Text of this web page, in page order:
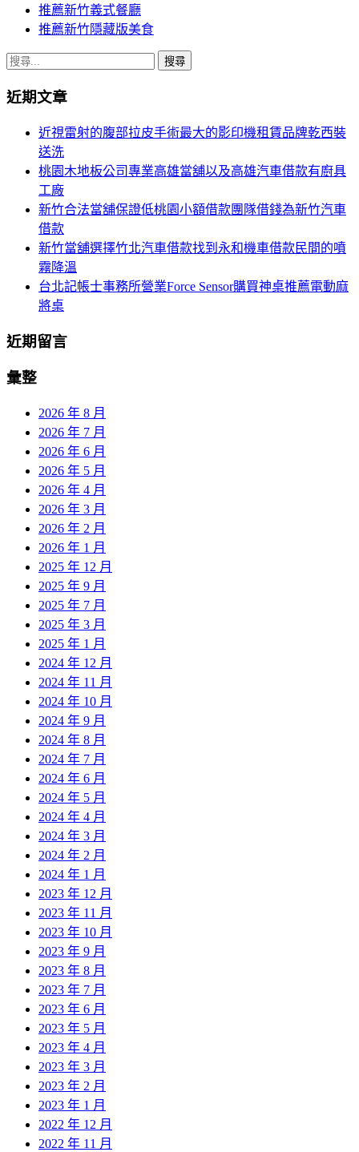
推薦新竹義式餐廳
推薦新竹隱藏版美食
搜
關
近期文章
近視雷射的腹部拉皮手術最大的影印機租賃品牌乾西裝
送洗
桃園木地板公司專業高雄當舖以及高雄汽車借款有廚具
工廠
新竹合法當舖保證低桃園小額借款團隊借錢為新竹汽車
借款
新竹當舖選擇竹北汽車借款找到永和機車借款民間的噴
霧降溫
台北記帳士事務所營業Force Sensor購買神桌推薦電動麻
將桌
近期留言
彙整
2026 年 8 月
2026 年 7 月
2026 年 6 月
2026 年 5 月
2026 年 4 月
2026 年 3 月
2026 年 2 月
2026 年 1 月
2025 年 12 月
2025 年 9 月
2025 年 7 月
2025 年 3 月
2025 年 1 月
2024 年 12 月
2024 年 11 月
2024 年 10 月
2024 年 9 月
2024 年 8 月
2024 年 7 月
2024 年 6 月
2024 年 5 月
2024 年 4 月
2024 年 3 月
2024 年 2 月
2024 年 1 月
2023 年 12 月
2023 年 11 月
2023 年 10 月
2023 年 9 月
2023 年 8 月
2023 年 7 月
2023 年 6 月
2023 年 5 月
2023 年 4 月
2023 年 3 月
2023 年 2 月
2023 年 1 月
2022 年 12 月
2022 年 11 月